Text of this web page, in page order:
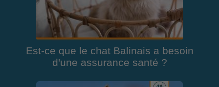
Est-ce que le chat Balinais a besoin
d'une assurance santé ?